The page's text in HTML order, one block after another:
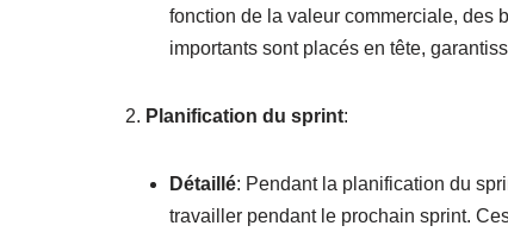
fonction de la valeur commerciale, des
importants sont placés en tête,
Planification du sprint:
Détaillé: Pendant la planification du
travailler pendant le prochain sprint.